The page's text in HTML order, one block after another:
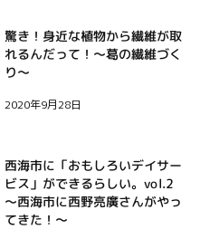
驚き！身近な植物から繊維が取
れるんだって！〜葛の繊維づく
り〜
2020年9月28日
西海市に「おもしろいデイサー
ビス」ができるらしい。vol.2
〜西海市に西野亮廣さんがやっ
てきた！〜